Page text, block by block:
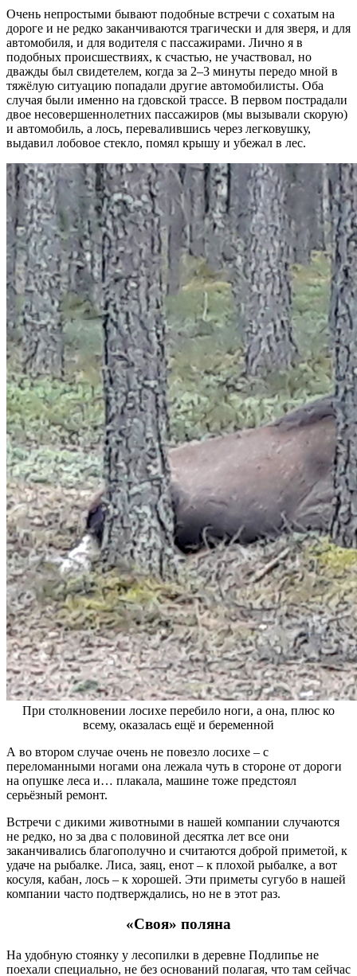
Очень непростыми бывают подобные встречи с сохатым на
дороге и не редко заканчиваются трагически и для зверя, и для
автомобиля, и для водителя с пассажирами. Лично я в
подобных происшествиях, к счастью, не участвовал, но
дважды был свидетелем, когда за 2–3 минуты передо мной в
тяжёлую ситуацию попадали другие автомобилисты. Оба
случая были именно на гдовской трассе. В первом пострадали
двое несовершеннолетних пассажиров (мы вызывали скорую)
и автомобиль, а лось, перевалившись через легковушку,
выдавил лобовое стекло, помял крышу и убежал в лес.
При столкновении лосихе перебило ноги, а она, плюс ко
всему, оказалась ещё и беременной
А во втором случае очень не повезло лосихе – с
переломанными ногами она лежала чуть в стороне от дороги
на опушке леса и… плакала, машине тоже предстоял
серьёзный ремонт.
Встречи с дикими животными в нашей компании случаются
не редко, но за два с половиной десятка лет все они
заканчивались благополучно и считаются доброй приметой, к
удаче на рыбалке. Лиса, заяц, енот – к плохой рыбалке, а вот
косуля, кабан, лось – к хорошей. Эти приметы сугубо в нашей
компании часто подтверждались, но не в этот раз.
«Своя» поляна
На удобную стоянку у лесопилки в деревне Подлипье не
поехали специально, не без оснований полагая, что там сейчас